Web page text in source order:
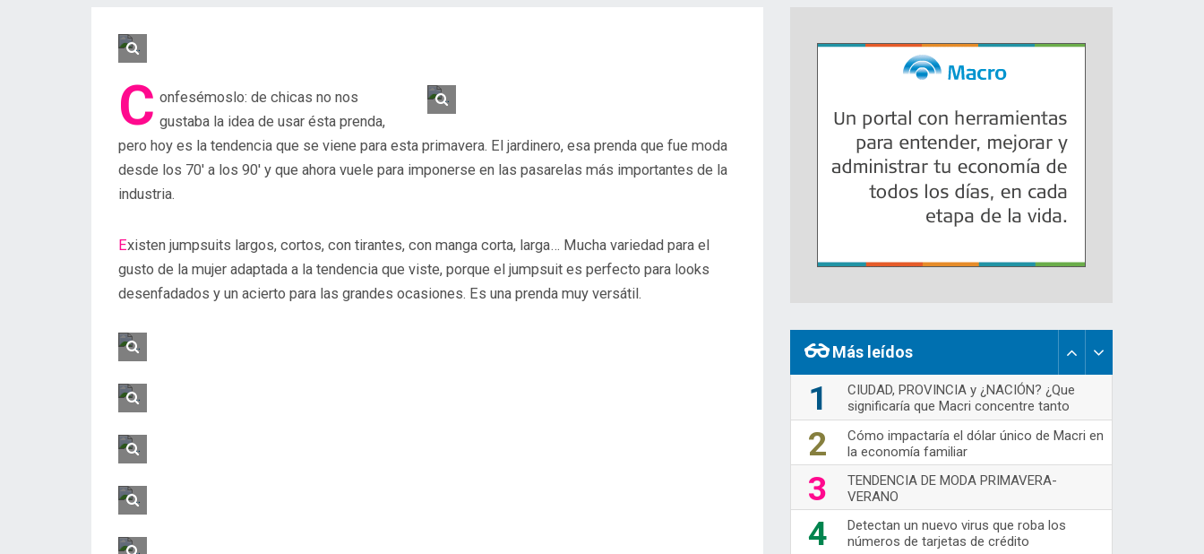
C onfesémoslo: de chicas no nos
gustaba la idea de usar ésta prenda,
pero hoy es la tendencia que se viene para esta primavera. El jardinero, esa prenda que fue moda
desde los 70' a los 90' y que ahora vuele para imponerse en las pasarelas más importantes de la
industria.
Existen jumpsuits largos, cortos, con tirantes, con manga corta, larga… Mucha variedad para el
gusto de la mujer adaptada a la tendencia que viste, porque el jumpsuit es perfecto para looks
desenfadados y un acierto para las grandes ocasiones. Es una prenda muy versátil.
Más leídos
1
CIUDAD, PROVINCIA y ¿NACIÓN? ¿Que
significaría que Macri concentre tanto
poder político y e
2
Cómo impactaría el dólar único de Macri en
la economía familiar
3
TENDENCIA DE MODA PRIMAVERA-
VERANO
4
Detectan un nuevo virus que roba los
números de tarjetas de crédito